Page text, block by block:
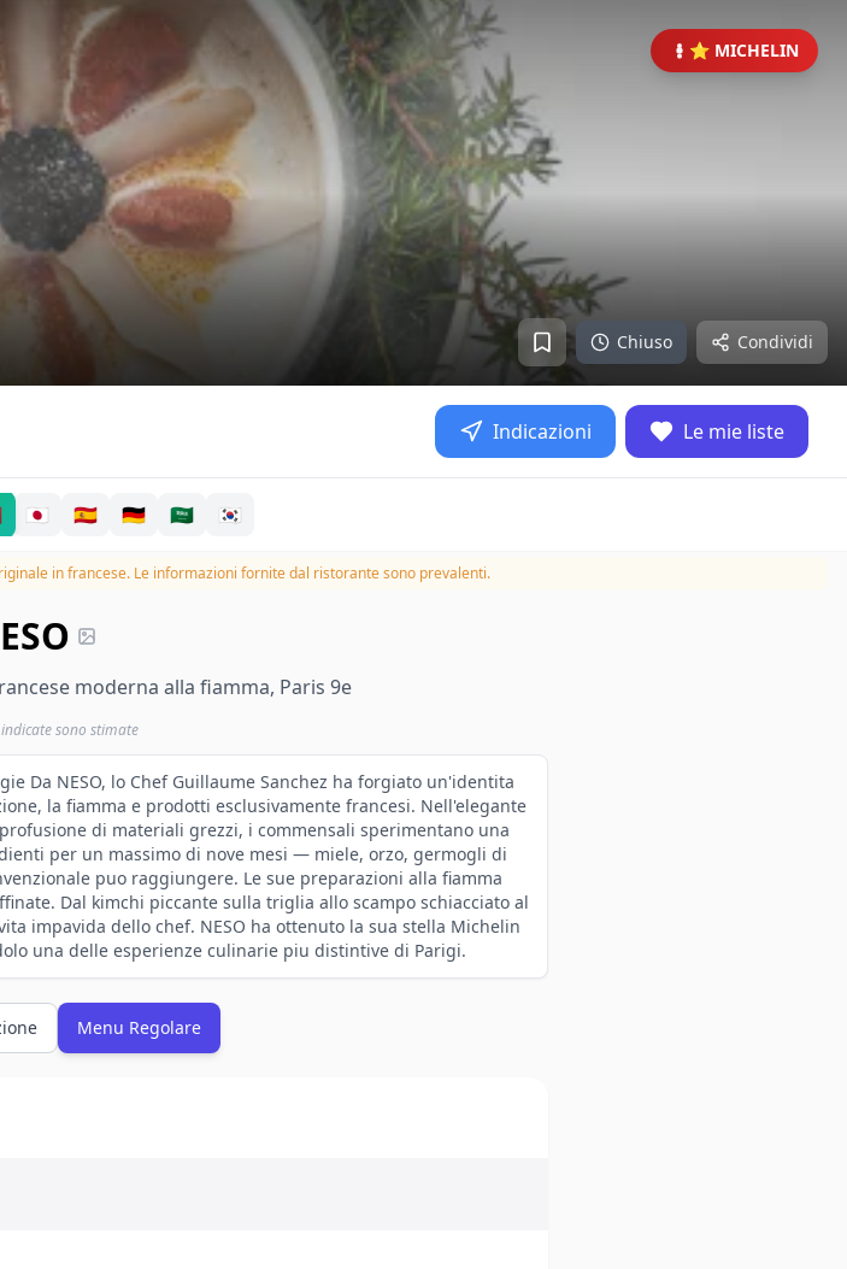
⭐ MICHELIN
Chiuso Condividi
Indicazioni Le mie liste
🇯🇵 🇪🇸 🇩🇪 🇸🇦 🇰🇷
in francese. Le informazioni fornite dal ristorante sono prevalenti.
moderna alla fiamma, Paris 9e
sono stimate
Da NESO, lo Chef Guillaume Sanchez ha forgiato un'identita
la fiamma e prodotti esclusivamente francesi. Nell'elegante
di materiali grezzi, i commensali sperimentano una
per un massimo di nove mesi — miele, orzo, germogli di
puo raggiungere. Le sue preparazioni alla fiamma
Dal kimchi piccante sulla triglia allo scampo schiacciato al
impavida dello chef. NESO ha ottenuto la sua stella Michelin
una delle esperienze culinarie piu distintive di Parigi.
Menu Regolare